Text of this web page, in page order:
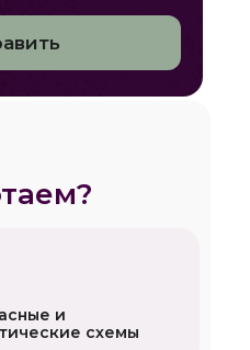
и
схемы